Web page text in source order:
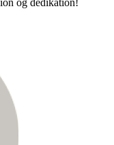
og dedikation!